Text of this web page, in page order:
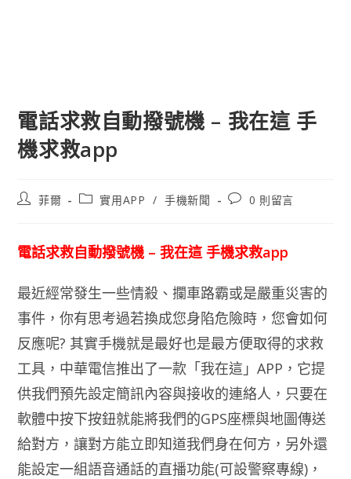
電話求救自動撥號機 – 我在這 手
機求救app
文
者:
菲爾
文
別:
實用APP / 手機新聞
文
論：
0 則留言
電話求救自動撥號機 – 我在這 手機求救app
最近經常發生一些情殺、攔車路霸或是嚴重災害的
事件，你有思考過若換成您身陷危險時，您會如何
反應呢? 其實手機就是最好也是最方便取得的求救
工具，中華電信推出了一款「我在這」APP，它提
供我們預先設定簡訊內容與接收的連絡人，只要在
軟體中按下按鈕就能將我們的GPS座標與地圖傳送
給對方，讓對方能立即知道我們身在何方，另外還
能設定一組語音通話的直播功能(可設警察專線)，